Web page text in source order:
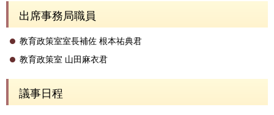
出席事務局職員
教育政策室室長補佐 根本祐典君
教育政策室 山田麻衣君
議事日程